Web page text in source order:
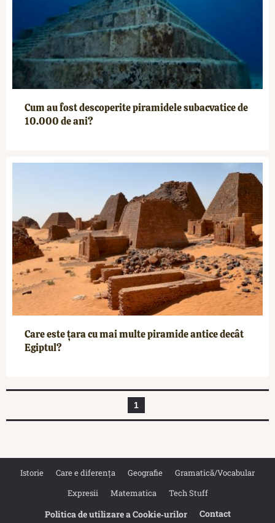
Cum au fost descoperite piramidele subacvatice de
10.000 de ani?
Care este țara cu mai multe piramide antice decât
Egiptul?
1
Istorie Care e diferența Geografie
Gramatică/Vocabular
Expresii
Matematica Tech Stuff
Politica de utilizare a Cookie‐urilor Contact